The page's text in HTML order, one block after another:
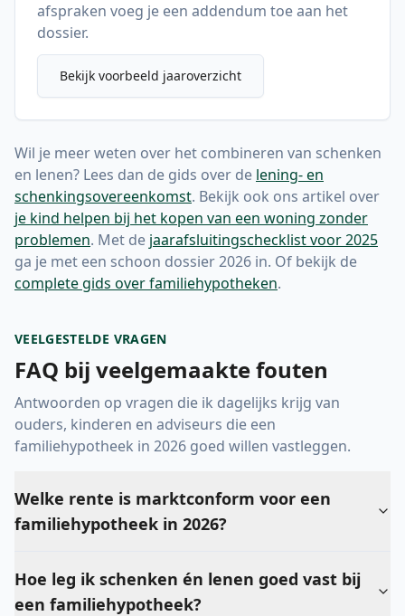
afspraken voeg je een addendum toe aan het
dossier.
Bekijk voorbeeld jaaroverzicht
Wil je meer weten over het combineren van schenken
en lenen? Lees dan de gids over de lening- en
schenkingsovereenkomst. Bekijk ook ons artikel over
je kind helpen bij het kopen van een woning zonder
problemen. Met de jaarafsluitingschecklist voor 2025
ga je met een schoon dossier 2026 in. Of bekijk de
complete gids over familiehypotheken.
VEELGESTELDE VRAGEN
FAQ bij veelgemaakte fouten
Antwoorden op vragen die ik dagelijks krijg van
ouders, kinderen en adviseurs die een
familiehypotheek in 2026 goed willen vastleggen.
Welke rente is marktconform voor een
familiehypotheek in 2026?
Hoe leg ik schenken én lenen goed vast bij
een familiehypotheek?